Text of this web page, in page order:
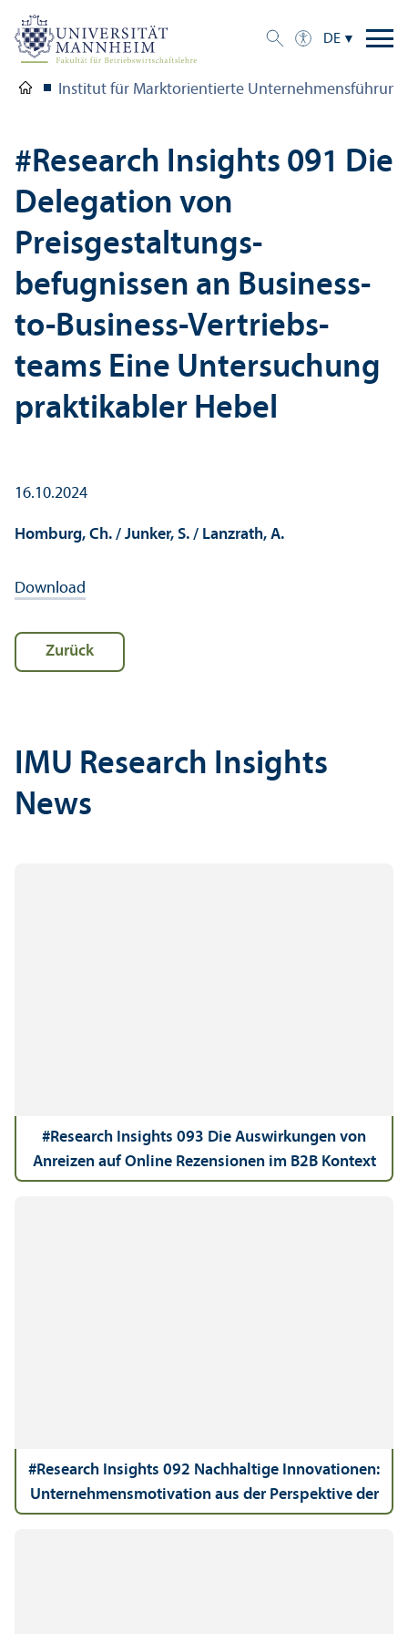
DE
Institut für Markt­orientierte Unter­nehmens­führung
#Research Insights 091 Die
Delegation von
Preisgestaltungs­
befugnissen an Business-
to-Business-Vertriebs­
teams Eine Unter­suchung
praktikabler Hebel
16.10.2024
Homburg, Ch. / Junker, S. / Lanzrath, A.
Download
Zurück
IMU Research Insights
News
#Research Insights 093 Die Aus­wirkungen von
Anreizen auf Online Rezensionen im B2B Kontext
#Research Insights 092 Nachhaltige Innovationen:
Unter­nehmens­motivation aus der Perspektive der
Kunden